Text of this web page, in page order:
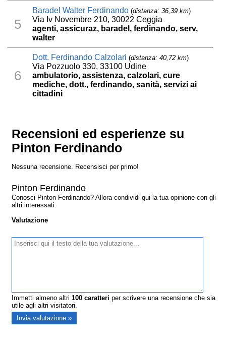
5
Baradel Walter Ferdinando (distanza: 36,39 km)
Via Iv Novembre 210, 30022 Ceggia
agenti, assicuraz, baradel, ferdinando, serv,
walter
6
Dott. Ferdinando Calzolari (distanza: 40,72 km)
Via Pozzuolo 330, 33100 Udine
ambulatorio, assistenza, calzolari, cure
mediche, dott., ferdinando, sanità, servizi ai
cittadini
Recensioni ed esperienze su
Pinton Ferdinando
Nessuna recensione. Recensisci per primo!
Pinton Ferdinando
Conosci Pinton Ferdinando? Allora condividi qui la tua opinione con gli
altri interessati.
Valutazione
Immetti almeno altri100 caratteri per scrivere una recensione che sia
utile agli altri visitatori.